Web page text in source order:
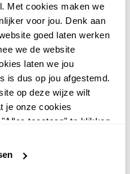
Met cookies maken we
voor jou. Denk aan
goed laten werken
we de website
laten we jou
is dus op jou afgestemd.
op deze wijze wilt
je onze cookies
toestaan" te klikken.